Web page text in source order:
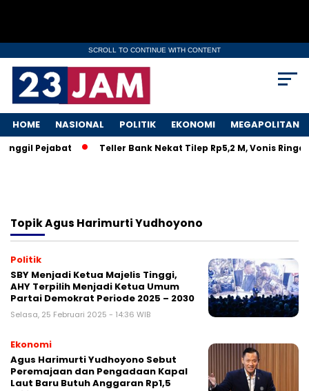
SCROLL TO CONTINUE WITH CONTENT
HOME NASIONAL POLITIK EKONOMI MEGAPOLITAN
Pejabat Teller Bank Nekat Tilep Rp5,2 M, Vonis
TopikAgus Harimurti Yudhoyono
Politik
SBY Menjadi Ketua Majelis Tinggi,
AHY Terpilih Menjadi Ketua Umum
Partai Demokrat Periode 2025 – 2030
Selasa, 25 Februari 2025 - 14:36 WIB
Ekonomi
Agus Harimurti Yudhoyono Sebut
Peremajaan dan Pengadaan Kapal
Laut Baru Butuh Anggaran Rp1,5